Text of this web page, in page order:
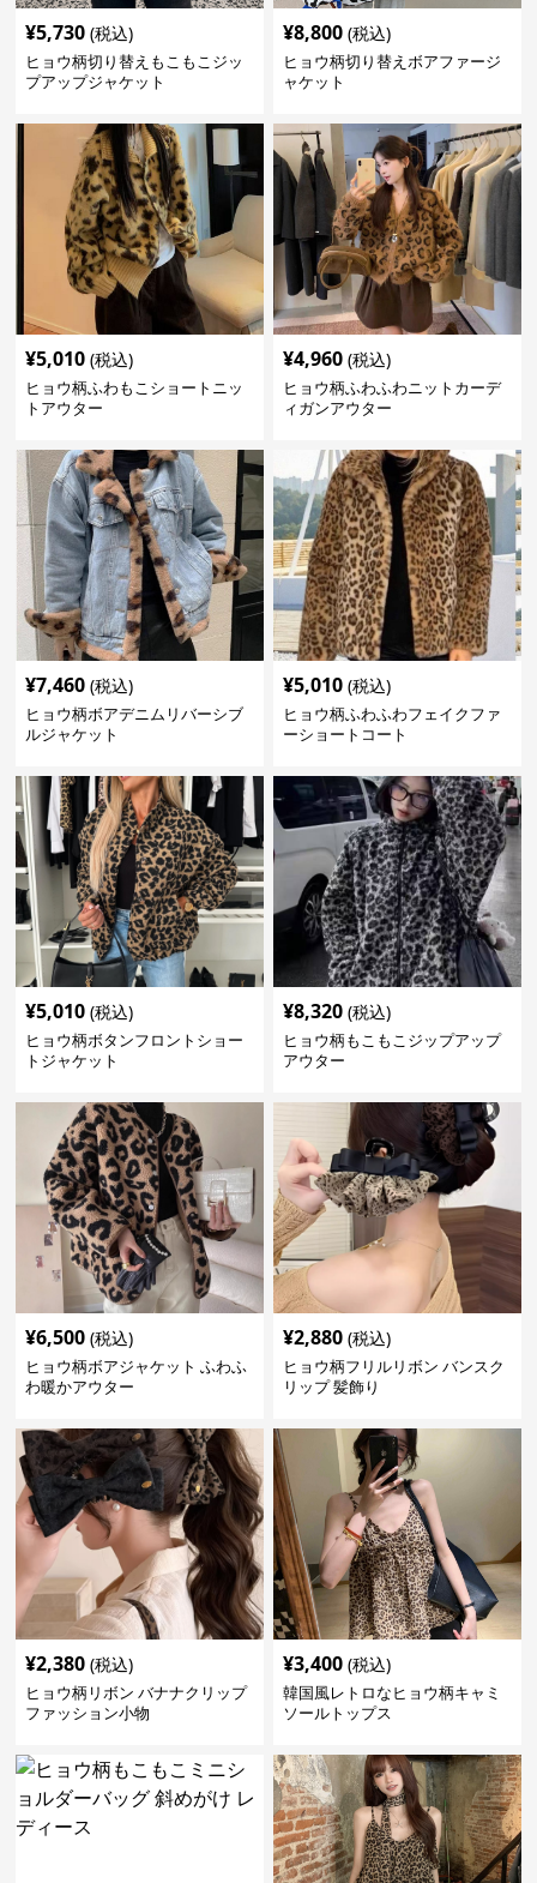
¥5,730 (税込)
ヒョウ柄切り替えもこもこジッ
プアップジャケット
¥8,800 (税込)
ヒョウ柄切り替えボアファージ
ャケット
¥5,010 (税込)
ヒョウ柄ふわもこショートニッ
トアウター
¥4,960 (税込)
ヒョウ柄ふわふわニットカーデ
ィガンアウター
¥7,460 (税込)
ヒョウ柄ボアデニムリバーシブ
ルジャケット
¥5,010 (税込)
ヒョウ柄ふわふわフェイクファ
ーショートコート
¥5,010 (税込)
ヒョウ柄ボタンフロントショー
トジャケット
¥8,320 (税込)
ヒョウ柄もこもこジップアップ
アウター
¥6,500 (税込)
ヒョウ柄ボアジャケット ふわふ
わ暖かアウター
¥2,880 (税込)
ヒョウ柄フリルリボン バンスク
リップ 髪飾り
¥2,380 (税込)
ヒョウ柄リボン バナナクリップ
ファッション小物
¥3,400 (税込)
韓国風レトロなヒョウ柄キャミ
ソールトップス